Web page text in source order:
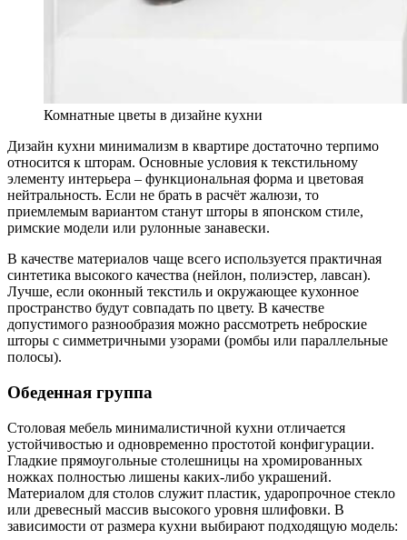
Комнатные цветы в дизайне кухни
Дизайн кухни минимализм в квартире достаточно терпимо
относится к шторам. Основные условия к текстильному
элементу интерьера – функциональная форма и цветовая
нейтральность. Если не брать в расчёт жалюзи, то
приемлемым вариантом станут шторы в японском стиле,
римские модели или рулонные занавески.
В качестве материалов чаще всего используется практичная
синтетика высокого качества (нейлон, полиэстер, лавсан).
Лучше, если оконный текстиль и окружающее кухонное
пространство будут совпадать по цвету. В качестве
допустимого разнообразия можно рассмотреть неброские
шторы с симметричными узорами (ромбы или параллельные
полосы).
Обеденная группа
Столовая мебель минималистичной кухни отличается
устойчивостью и одновременно простотой конфигурации.
Гладкие прямоугольные столешницы на хромированных
ножках полностью лишены каких-либо украшений.
Материалом для столов служит пластик, ударопрочное стекло
или древесный массив высокого уровня шлифовки. В
зависимости от размера кухни выбирают подходящую модель: